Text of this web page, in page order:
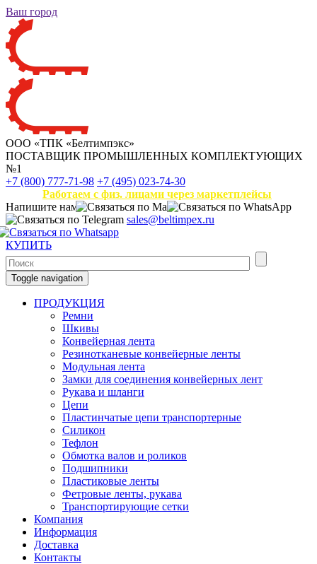
Ваш город
ООО «ТПК «Белтимпэкс»
ПОСТАВЩИК ПРОМЫШЛЕННЫХ КОМПЛЕКТУЮЩИХ
№1
+7 (800) 777-71-98 +7 (495) 023-74-30
Работаем с физ. лицами через маркетплейсы
Напишите нам
sales@beltimpex.ru
КУПИТЬ
Toggle navigation
ПРОДУКЦИЯ
Ремни
Шкивы
Конвейерная лента
Резинотканевые конвейерные ленты
Модульная лента
Замки для соединения конвейерных лент
Рукава и шланги
Цепи
Пластинчатые цепи транспортерные
Силикон
Тефлон
Обмотка валов и роликов
Подшипники
Пластиковые ленты
Фетровые ленты, рукава
Транспортирующие сетки
Компания
Информация
Доставка
Контакты